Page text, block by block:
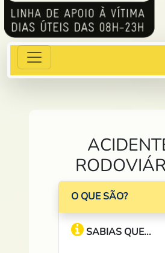
Toggle navigation
O QUE SÃO?
SABIAS QUE...